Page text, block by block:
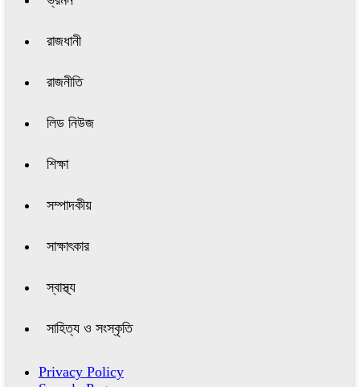
রাজধানী
রাজনীতি
লিড নিউজ
শিক্ষা
সম্পাদকীয়
সাক্ষাৎকার
স্বাস্থ্য
সাহিত্য ও সংস্কৃতি
Privacy Policy